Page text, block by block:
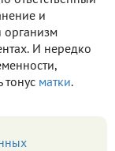
и
организм
И нередко
тонус матки.